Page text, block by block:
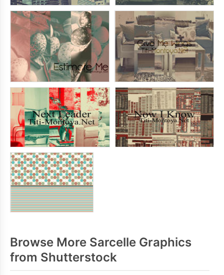
Browse More Sarcelle Graphics
from Shutterstock